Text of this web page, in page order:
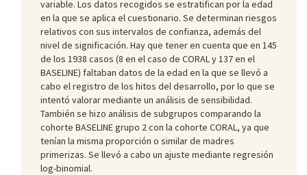
variable. Los datos recogidos se estratifican por la edad
en la que se aplica el cuestionario. Se determinan riesgos
relativos con sus intervalos de confianza, además del
nivel de significación. Hay que tener en cuenta que en 145
de los 1938 casos (8 en el caso de CORAL y 137 en el
BASELINE) faltaban datos de la edad en la que se llevó a
cabo el registro de los hitos del desarrollo, por lo que se
intentó valorar mediante un análisis de sensibilidad.
También se hizo análisis de subgrupos comparando la
cohorte BASELINE grupo 2 con la cohorte CORAL, ya que
tenían la misma proporción o similar de madres
primerizas. Se llevó a cabo un ajuste mediante regresión
log-binomial.